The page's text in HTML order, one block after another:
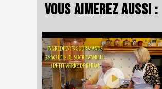
Vous aimerez aussi :